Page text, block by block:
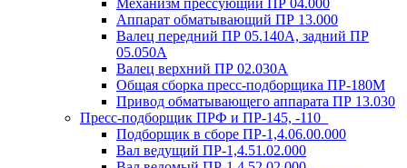
Механизм прессующий ПР 04.000
Аппарат обматывающий ПР 13.000
Валец передний ПР 05.140A, задний ПР
05.050A
Валец верхний ПР 02.030A
Общая сборка пресс-подборщика ПР-180М
Привод обматывающего аппарата ПР 13.030
Пресс-подборщик ПРФ и ПР-145, -110
Подборщик в сборе ПР-1,4.06.00.000
Вал ведущий ПР-1,4.51.02.000